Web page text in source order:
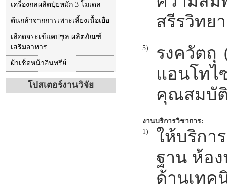
เครื่องกลผลิตปุ๋ยหมัก 3 โมเดล
ต้นกล้าจากการเพาะเลี้ยงเนื้อเยื่อ
เลือดจระเข้แคปซูล ผลิตภัณฑ์
เสริมอาหาร
ผ้าเช็ดหน้าอินทรีย์
โปสเตอร์งานวิจัย
สรีรวิทย
5)
รงควัตถุ
แอนโทไ
คุณสมบัติ
งานบริการวิชาการ:
1)
ให้บริกา
ฐาน ห้อ
ด้านเทค